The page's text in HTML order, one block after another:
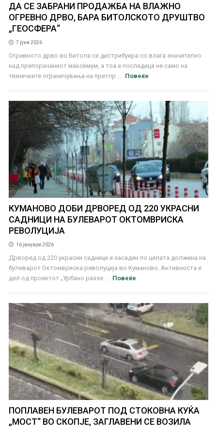
ДА СЕ ЗАБРАНИ ПРОДАЖБА НА ВЛАЖНО
ОГРЕВНО ДРВО, БАРА БИТОЛСКОТО ДРУШТВО
„ГЕОСФЕРА“
7 јуни 2026
Огревното дрво во Битола се дистрибуира со влага значително
над препорачаниот максимум, а тоа е последица не само на
техничките ограничувања на претпр ...
Повеќе
КУМАНОВО ДОБИ ДРВОРЕД ОД 220 УКРАСНИ
САДНИЦИ НА БУЛЕВАРОТ ОКТОМВРИСКА
РЕВОЛУЦИЈА
16 јануари 2026
Дрворед од 220 украсни садници е засаден по целата должина на
булеварот Октомвриска револуција во Куманово. Активноста е
дел од проектот „Урбано раззе ...
Повеќе
ПОПЛАВЕН БУЛЕВАРОТ ПОД СТОКОВНА КУЌА
„МОСТ“ ВО СКОПЈЕ, ЗАГЛАВЕНИ СЕ ВОЗИЛА